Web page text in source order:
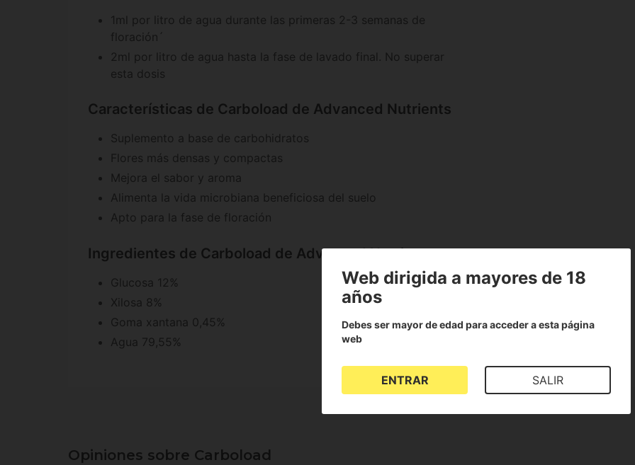
1ml por litro de agua durante las primeras 2-3 semanas de
floración´
2ml por litro de agua hasta la fase de lavado final. No superar
esta dosis
Características de Carboload de Advanced Nutrients
Suplemento a base de carbohidratos
Flores más densas y compactas
Mejora el sabor y aroma
Alimenta la vida microbiana beneficiosa del suelo
Apto para la fase de floración
Ingredientes de Carboload de Advanced Nutrients
Glucosa 12%
Xilosa 8%
Goma xantana 0,45%
Agua 79,55%
Opiniones sobre Carboload
Web dirigida a mayores de 18
años
Debes ser mayor de edad para acceder a esta página
web
ENTRAR SALIR